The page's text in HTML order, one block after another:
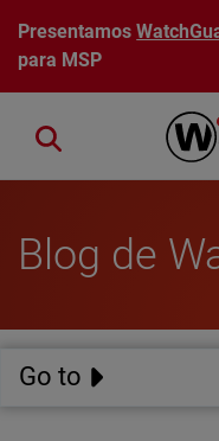
Pasar al contenido
Presentamos
para MSP
Close search
Blog de
Go to